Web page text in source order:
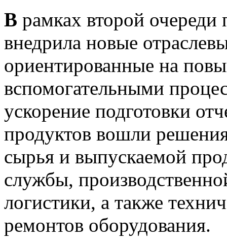
В рамках второй
внедрила новые
ориентированные на
вспомогательными
ускорение подготовки
продуктов вошли
сырья и выпускаемой
службы,
логистики, а также
ремонтов оборудования.